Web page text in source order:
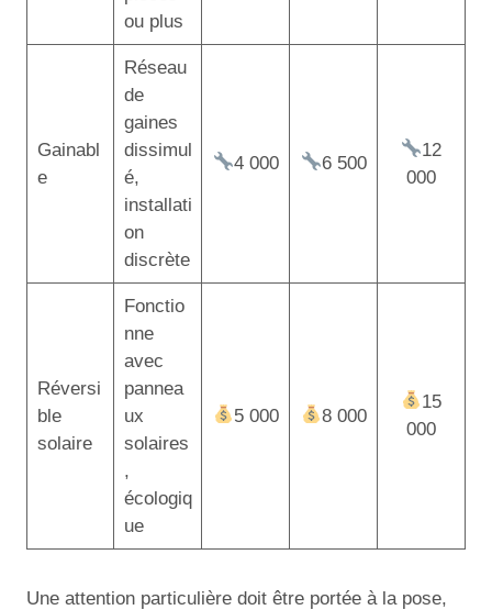
ou plus
Gainabl
e
Réseau
de
gaines
dissimul
é,
installati
on
discrète
4 000 6 500
12
000
Réversi
ble
solaire
Fonctio
nne
avec
pannea
ux
solaires
,
écologiq
ue
5 000 8 000
15
000
Une attention particulière doit être portée à la pose,